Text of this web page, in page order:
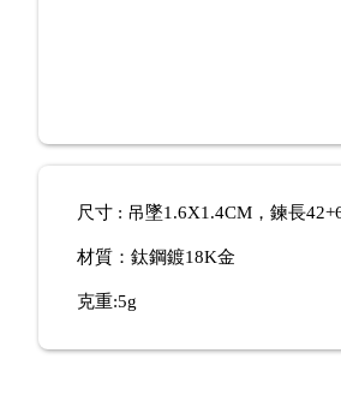
尺寸 : 吊墜1.6X1.4CM，鍊長
材質：鈦鋼鍍18K金
克重:5g